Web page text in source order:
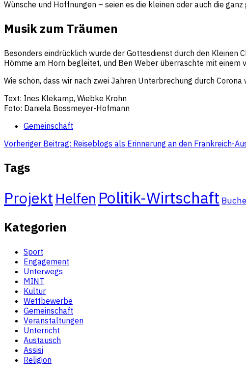
Wünsche und Hoffnungen – seien es die kleinen oder auch die
Musik zum Träumen
Besonders eindrücklich wurde der Gottesdienst durch den Kleinen
Hömme am Horn begleitet, und Ben Weber überraschte mit einem
Wie schön, dass wir nach zwei Jahren Unterbrechung durch
Text: Ines Klekamp, Wiebke Krohn
Foto: Daniela Bossmeyer-Hofmann
Gemeinschaft
Vorheriger Beitrag: Reiseblogs als Erinnerung an den Frankreich-
Tags
Projekt Helfen Politik-Wirtschaft
Kategorien
Sport
Engagement
Unterwegs
MINT
Kultur
Wettbewerbe
Gemeinschaft
Veranstaltungen
Unterricht
Austausch
Assisi
Religion